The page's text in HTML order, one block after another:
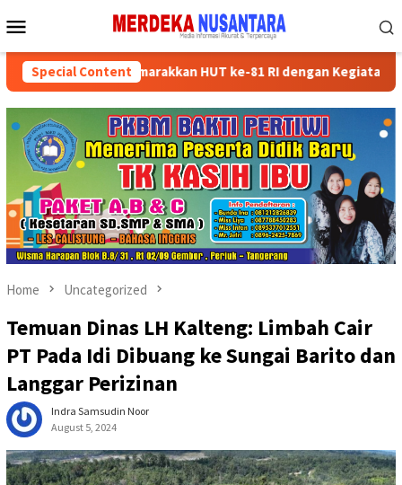
to
Menu
Special Content
Partai Semarakkan HUT ke-81 RI dengan Kegiatan Sosial
Home Uncategorized
Temuan Dinas LH Kalteng: Limbah Cair
PT Pada Idi Dibuang ke Sungai Barito dan
Langgar Perizinan
Indra Samsudin Noor
August 5, 2024